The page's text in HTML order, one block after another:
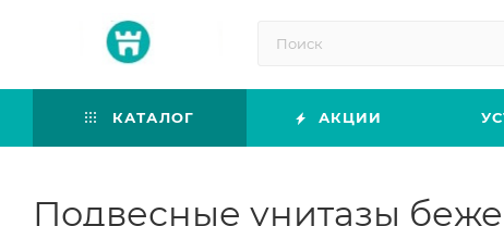
КАТАЛОГ АКЦИИ
Подвесные унитазы